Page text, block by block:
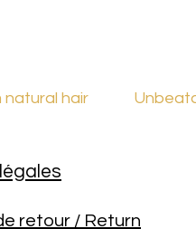
natural hair
retour / Return